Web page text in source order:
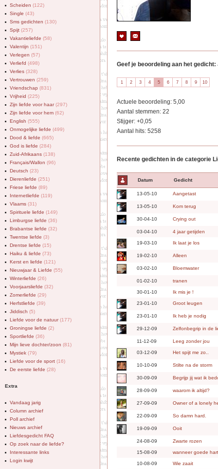
Geef je beoordeling aan het gedicht:
Actuele beoordeling: 5,00
Aantal stemmen: 22
Stijger: +0,05
Aantal hits: 5258
Recente gedichten in de categorie
Datum Gedicht
13-05-10 Aangetast
13-05-10 Kom terug
30-04-10 Crying out
03-04-10 4 jaar getijden
19-03-10 Ik laat je los
19-02-10 Alleen
03-02-10 Bloemwater
01-02-10 tranen
30-01-10 Ik mis je !
23-01-10 Groot leugen
23-01-10 Ik heb je nodig
29-12-09 Zelfonbegrip in de
11-12-09 Leeg zonder jou
03-12-09 Het spijt me zo..
10-10-09 Stilte na de storm
30-09-09 Begrijp jij wat ik
28-09-09 waarom ik altijd?
27-09-09 Owner of a lonely
22-09-09 So damn hard.
19-09-09 Ooit
24-08-09 Zwarte rozen
15-08-09 wanneer goede
10-08-09 Wie zaait
Scheiden (122)
Single (43)
Sms gedichten (130)
Spijt (257)
Vakantieliefde (58)
Valentijn (151)
Verlegen (57)
Verliefd (498)
Verlies (328)
Vertrouwen (259)
Vriendschap (831)
Vrijheid (225)
Zijn liefde voor haar(297)
Zijn liefde voor hem (62)
English (555)
Onmogelijke liefde (499)
Dood & liefde (665)
God is liefde (284)
Zuid-Afrikaans (138)
Français/Wallon (96)
Deutsch (23)
Dierenliefde (251)
Friese liefde (89)
Internetliefde (119)
Vlaams (31)
Spirituele liefde (149)
Limburgse liefde (36)
Brabantse liefde (32)
Twentse liefde (3)
Drentse liefde (15)
Haiku & liefde (73)
Kerst en liefde (121)
Nieuwjaar & Liefde (55)
Winterliefde (26)
Voorjaarsliefde (32)
Zomerliefde (29)
Herfstliefde (39)
Jiddisch (5)
Liefde voor de natuur(177)
Groningse liefde (2)
Sportliefde (36)
Mijn lieve dochter/zoon (81)
Mystiek (79)
Liefde voor de sport (16)
De eerste liefde (28)
Extra
Vandaag jarig
Column archief
Poll archief
Nieuws archief
Liefdesgedicht FAQ
Op zoek naar de liefde?
Interessante links
Login kwijt